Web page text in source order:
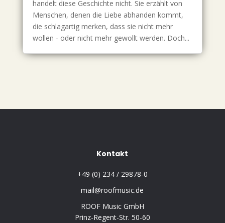
handelt diese Geschichte nicht. Sie erzählt von
Menschen, denen die Liebe abhanden kommt,
die schlagartig merken, dass sie nicht mehr
wollen - oder nicht mehr gewollt werden. Doch...
Kontakt
+49 (0) 234 / 29878-0
mail@roofmusic.de
ROOF Music GmbH
Prinz-Regent-Str. 50-60